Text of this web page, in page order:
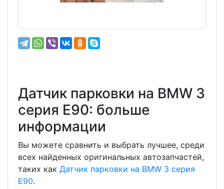
Датчик парковки на BMW 3
серия E90: больше
информации
Вы можете сравнить и выбрать лучшее, среди
всех найденных оригинальных автозапчастей,
таких как Датчик парковки на BMW 3 серия
E90.